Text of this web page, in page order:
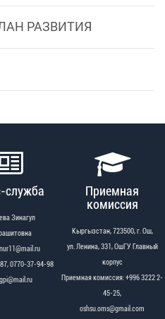
РАЗВИТИЯ
служба
Зинагул
0770-37-94-98
Приемная
комиссия
Кыргызстан, 723500, г. Ош,
ул. Ленина, 331, ОшГУ Главный
корпус
Приемная комиссия: +996 3222 2-
45-25,
oshsu.oms@gmail.com